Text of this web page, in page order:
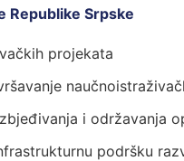
Republike Srpske
projekata
i
podršku